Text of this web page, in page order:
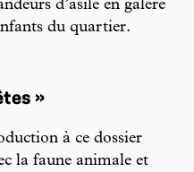
d’asile en galère
du quartier.
»
à ce dossier
la faune animale et